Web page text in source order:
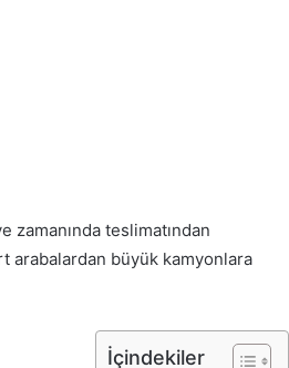
teslimatından
arabalardan büyük kamyonlara
İçindekiler